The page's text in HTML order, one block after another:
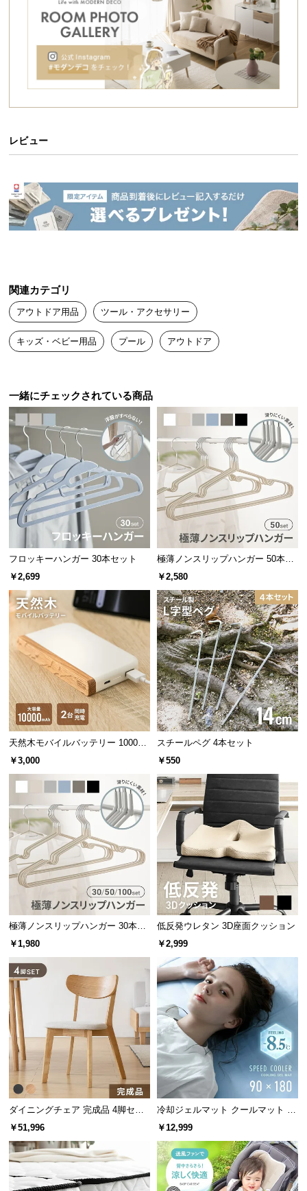
イ
払
い
に
配
送
料
に
て
大
型
商
品
の
配
送
つ
い
中
型
品
の
配
送
に
つ
い
小
型
商
品
の
配
送
に
て
置
サ
ー
ビ
ス
に
つ
い
て
持ち運びが簡単な乾電池式
乾電池は付属いたしませんのでご了承下さい
約260L/分のハイパワー吐出
空気の吐出量は約260L/分
とハイパワー！大型のプー
ルなどもあっという間に設置が可能です。
吐出量 約260L/分
使い勝手抜群な3つのノズル
大きさの異なる3種類 のノズル付き。浮き輪などの小
さいものからエアーベッドまで用途に合わせて使い
分けが可能です。
ノズル 3種類
キャンプ時のエアーベッドに
スなのでテント内や車中でも快適にご使用いただけ
ます。
レビュー
関連カテゴリ
アウトドア用品 ツール・アクセサリー
キッズ・ベビー用品 プール アウトドア
一緒にチェックされている商品
フロッキーハンガー 30本セット
￥2,699
極薄ノンスリップハンガー 50本セ
ット
￥2,580
天然木モバイルバッテリー 10000m
Ah USB-C/USB-A 2台同時充電対応
￥3,000
スチールペグ 4本セット
￥550
極薄ノンスリップハンガー 30本セ
ット
￥1,980
低反発ウレタン 3D座面クッション
￥2,999
ダイニングチェア 完成品 4脚セッ
ト
￥51,996
冷却ジェルマット クールマット プ
レミアムタイプ 90×180cm
￥12,999